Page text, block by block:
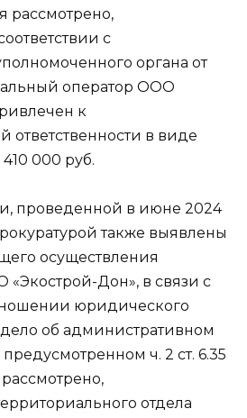
рассмотрено,
с
органа от
оператор ООО
к
ответственности в виде
000 руб.
проведенной в июне 2024
также выявлены
осуществления
«Экострой-Дон», в связи с
юридического
об административном
ч. 2 ст. 6.35
отдела